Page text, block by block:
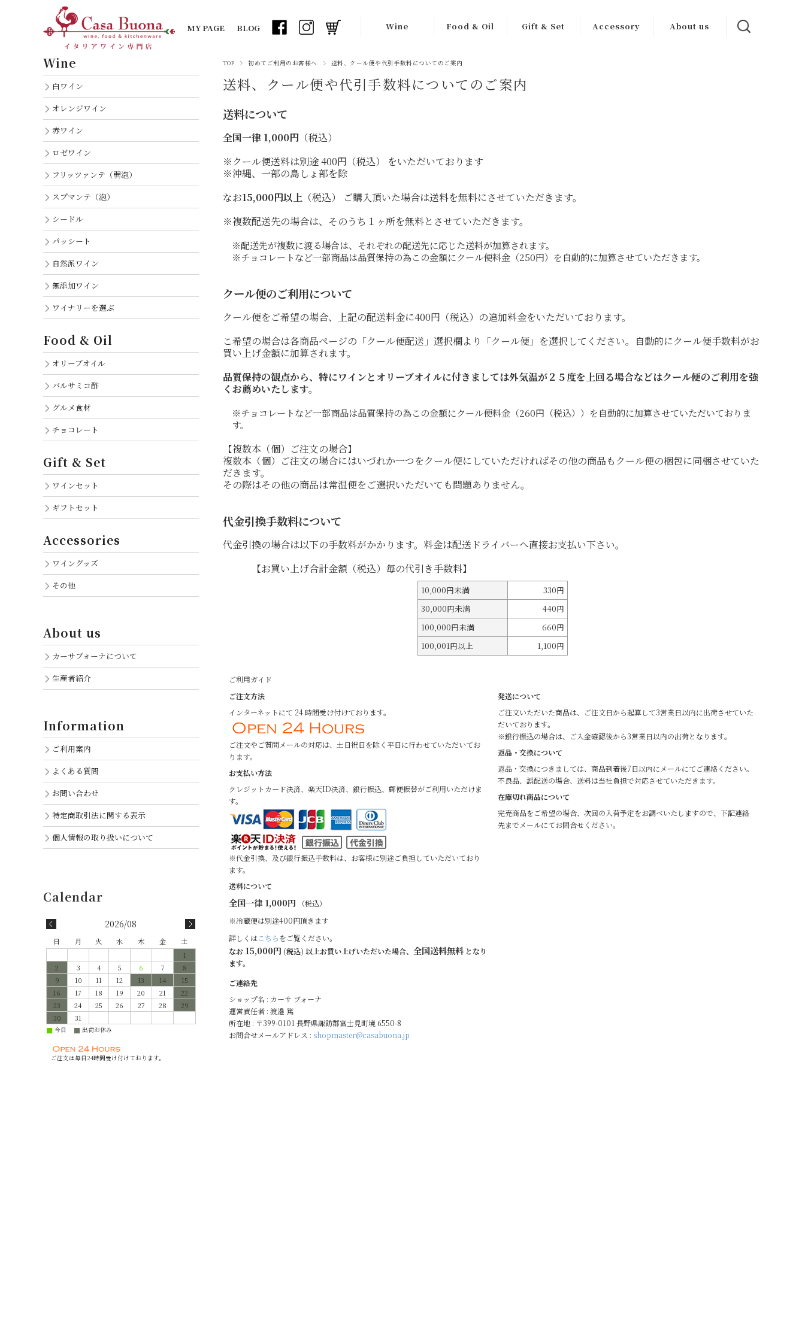
MY PAGE BLOG Wine
オレンジワイン
フリッツァンテ
スプマンテ
（泡）
シードル
無添加ワイン
生産者一覧
Food & Oil
バルサミコ酢
生産者一覧
Gift & Set
ギフトセット
Accessory About us
TOP 初めてご利用のお客様へ 送料、クール便や代引手数料についてのご案内
送料、クール便や代引手数料についてのご案内
送料について
全国一律 1,000円 （税込）
※クール便送料は別途 400円（税込） をいただいております
※沖縄、一部の島しょ部を除
なお15,000円以上 （税込） ご購入頂いた場合は送料を無料にさせていただきます。
※複数配送先の場合は、そのうち１ヶ所を無料とさせていただきます。
※配送先が複数に渡る場合は、それぞれの配送先に応じた送料が加算されます。
※チョコレートなど一部商品は品質保持の為この金額にクール便料金（250円）を自動的に加算させていただきます。
クール便のご利用について
クール便をご希望の場合、上記の配送料金に400円（税込）の追加料金をいただいております。
こ希望の場合は各商品ページの「クール便配送」選択欄より「クール便」を選択してください。自動的にクール便手数料がお
買い上げ金額に加算されます。
品質保持の観点から、特にワインとオリーブオイルに付きましては外気温が２５度を上回る場合などはクール便のご利用を強
くお薦めいたします。
※チョコレートなど一部商品は品質保持の為この金額にクール便料金（260円（税込））を自動的に加算させていただいておりま
す。
【複数本（個）ご注文の場合】
複数本（個）ご注文の場合にはいづれか一つをクール便にしていただければその他の商品もクール便の梱包に同梱させていた
だきます。
その際はその他の商品は常温便をご選択いただいても問題ありません。
代金引換手数料について
代金引換の場合は以下の手数料がかかります。料金は配送ドライバーへ直接お支払い下さい。
【お買い上げ合計金額（税込）毎の代引き手数料】
10,000円未満
330円
30,000円未満
440円
100,000円未満
660円
100,001円以上
1,100円
ご利用ガイド
ご注文方法
インターネットにて 24 時間受け付けております。
ご注文やご質問メールの対応は、土日祝日を除く平日に行わせていただいてお
ります。
お支払い方法
クレジットカード決済、楽天ID決済、銀行振込、郵便振替がご利用いただけま
す。
※代金引換、及び銀行振込手数料は、お客様に別途ご負担していただいており
ます。
送料について
全国一律 1,000円 （税込）
※冷蔵便は別途400円頂きます
詳しくはこちらをご覧ください。
なお 15,000円 (税込) 以上お買い上げいただいた場合、 全国送料無料 となり
ます。
発送について
ご注文いただいた商品は、ご注文日から起算して3営業日以内に出荷させていた
だいております。
※銀行振込の場合は、ご入金確認後から3営業日以内の出荷となります。
返品・交換について
返品・交換につきましては、商品到着後7日以内にメールにてご連絡ください。
不良品、誤配送の場合、送料は当社負担で対応させていただきます。
在庫切れ商品について
完売商品をご希望の場合、次回の入荷予定をお調べいたしますので、下記連絡
先までメールにてお問合せください。
ご連絡先
ショップ名 : カーサ ブォーナ
運営責任者 : 渡邉 篤
所在地 : 〒399-0101 長野県諏訪郡富士見町境 6550-8
お問合せメールアドレス : shopmaster@casabuona.jp
Wine
白ワイン
オレンジワイン
赤ワイン
ロゼワイン
フリッツァンテ（弱泡）
スプマンテ（泡）
シードル
パッシート
自然派ワイン
無添加ワイン
ワイナリーを選ぶ
Food & Oil
オリーブオイル
バルサミコ酢
グルメ食材
チョコレート
Gift & Set
ワインセット
ギフトセット
Accessories
ワイングッズ
その他
About us
カーサブォーナについて
生産者紹介
Information
ご利用案内
よくある質問
お問い合わせ
特定商取引法に関する表示
個人情報の取り扱いについて
2026/08
日 月 火 水 木 金
土
1
2
3 4 5 6 7
8
9
10 11 12 13 14
15
16
17 18 19 20 21
22
23
24 25 26 27 28
29
30
31
■ 今日 ■ 出荷お休み
ご注文は毎日24時間受け付けております。